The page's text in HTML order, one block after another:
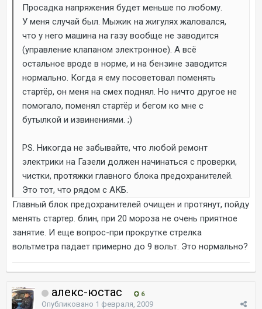
Просадка напряжения будет меньше по любому.
У меня случай был. Мыжик на жигулях жаловался,
что у него машина на газу вообще не заводится
(управление клапаном электронное). А всё
остальное вроде в норме, и на бензине заводится
нормально. Когда я ему посоветовал поменять
стартёр, он меня на смех поднял. Но ничто другое не
помогало, поменял стартёр и бегом ко мне с
бутылкой и извинениями. ;)
PS. Никогда не забывайте, что любой ремонт
электрики на Газели должен начинаться с проверки,
чистки, протяжки главного блока предохранителей.
Это тот, что рядом с АКБ.
Главный блок предохранителей очищен и протянут, пойду
менять стартер. блин, при 20 мороза не очень приятное
занятие. И еще вопрос-при прокрутке стрелка
вольтметра падает примерно до 9 вольт. Это нормально?
алекс-юстас 6
Опубликовано 1 февраля, 2009